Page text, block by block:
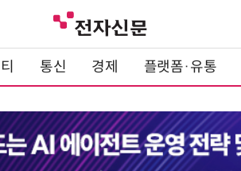
통신 경제 플랫폼·유통